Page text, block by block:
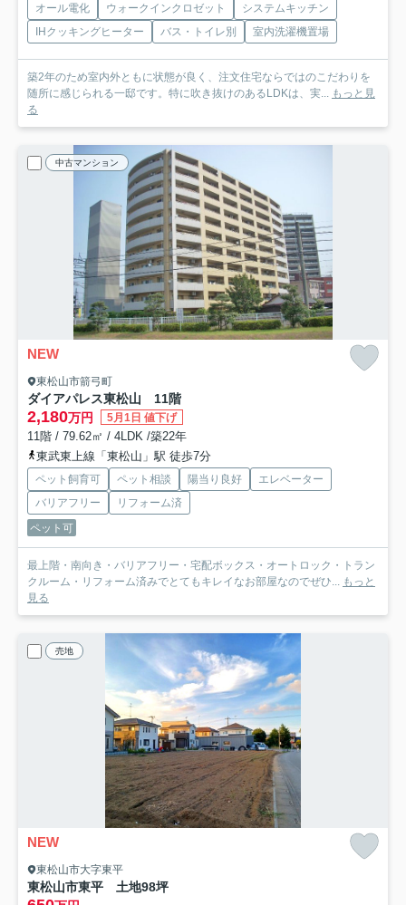
オール電化 ウォークインクロゼット
システムキッチン
IHクッキングヒーター
バス・トイレ別 室内洗濯機置場
築2年のため室内外ともに状態が良く、注文住宅ならではのこだわりを
随所に感じられる一邸です。特に吹き抜けのあるLDKは、実... もっと見
る
中古マンション
NEW
東松山市箭弓町
ダイアパレス東松山 11階
2,180万円 5月1日 値下げ
11階 / 79.62㎡ / 4LDK /築22年
東武東上線「東松山」駅 徒歩7分
ペット飼育可 ペット相談 陽当り良好
エレベーター
バリアフリー
リフォーム済
ペット可
最上階・南向き・バリアフリー・宅配ボックス・オートロック・トラン
クルーム・リフォーム済みでとてもキレイなお部屋なのでぜひ... もっと
見る
売地
NEW
東松山市大字東平
東松山市東平 土地98坪